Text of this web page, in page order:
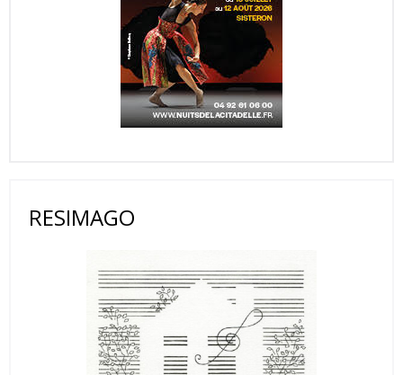
RESIMAGO